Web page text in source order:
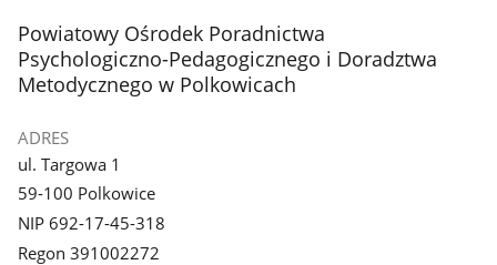
stopka
Powiatowy Ośrodek Poradnictwa
Psychologiczno-Pedagogicznego i Doradztwa
Metodycznego w Polkowicach
ADRES
ul. Targowa 1
59-100 Polkowice
NIP 692-17-45-318
Regon 391002272